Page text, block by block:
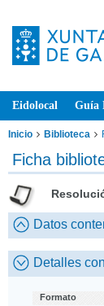
Eidolocal Guía
Inicio Biblioteca
Ficha
Datos
Detalles
Formato